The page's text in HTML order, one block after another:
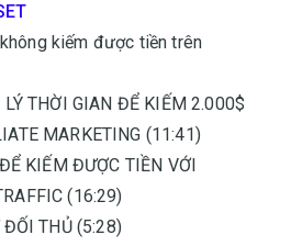
kiếm được tiền trên
THỜI GIAN ĐỂ KIẾM 2.000$
MARKETING (11:41)
KIẾM ĐƯỢC TIỀN VỚI
(16:29)
THỦ (5:28)